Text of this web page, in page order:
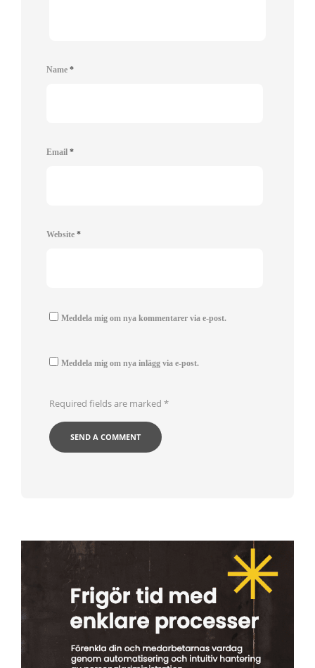
Name *
Email *
Website *
Meddela mig om nya kommentarer via e-post.
Meddela mig om nya inlägg via e-post.
Required fields are marked *